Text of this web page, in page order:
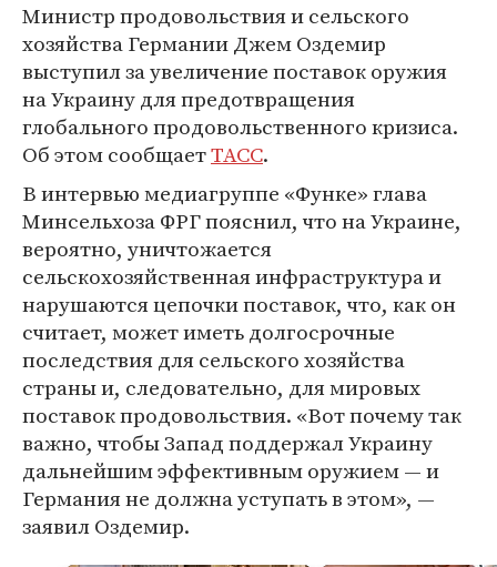
Министр продовольствия и сельского
хозяйства Германии Джем Оздемир
выступил за увеличение поставок оружия
на Украину для предотвращения
глобального продовольственного кризиса.
Об этом сообщаетТАСС.
В интервью медиагруппе «Функе» глава
Минсельхоза ФРГ пояснил, что на Украине,
вероятно, уничтожается
сельскохозяйственная инфраструктура и
нарушаются цепочки поставок, что, как он
считает, может иметь долгосрочные
последствия для сельского хозяйства
страны и, следовательно, для мировых
поставок продовольствия. «Вот почему так
важно, чтобы Запад поддержал Украину
дальнейшим эффективным оружием — и
Германия не должна уступать в этом», —
заявил Оздемир.